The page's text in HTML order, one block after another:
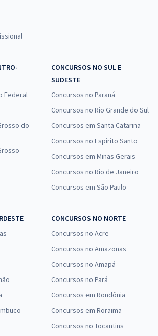
Federal
do
CONCURSOS NO SUL E
SUDESTE
Concursos no Paraná
Concursos no Rio Grande do Sul
Concursos em Santa Catarina
Concursos no Espírito Santo
Concursos em Minas Gerais
Concursos no Rio de Janeiro
Concursos em São Paulo
CONCURSOS NO NORTE
Concursos no Acre
Concursos no Amazonas
Concursos no Amapá
Concursos no Pará
Concursos em Rondônia
Concursos em Roraima
Concursos no Tocantins